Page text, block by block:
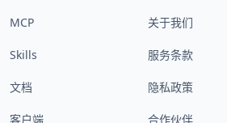
MCP
Skills
文档
客户端
关于我们
服务条款
隐私政策
合作伙伴